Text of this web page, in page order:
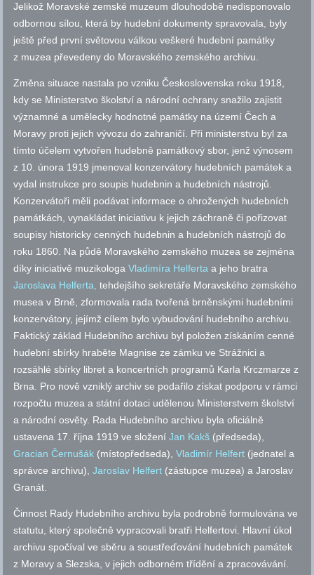
Jelikož Moravské zemské muzeum dlouhodobě nedisponovalo
odbornou sílou, která by hudební dokumenty spravovala, byly
ještě před první světovou válkou veškeré hudební památky
z muzea převedeny do Moravského zemského archivu.
Změna situace nastala po vzniku Československa roku 1918,
kdy se Ministerstvo školství a národní ochrany snažilo zajistit
významné a umělecky hodnotné památky na území Čech a
Moravy proti jejich vývozu do zahraničí. Při ministerstvu byl za
tímto účelem vytvořen hudebně památkový sbor, jenž výnosem
z 10. února 1919 jmenoval konzervátory hudebních památek a
vydal instrukce pro soupis hudebnin a hudebních nástrojů.
Konzervátoři měli podávat informace o ohrožených hudebních
památkách, vynakládat iniciativu k jejich záchraně či pořizovat
soupisy historicky cenných hudebnin a hudebních nástrojů do
roku 1860. Na půdě Moravského zemského muzea se zejména
díky iniciativě muzikologaVladimíra Helferta a jeho bratra
Jaroslava Helferta, tehdejšího sekretáře Moravského zemského
musea v Brně, zformovala rada tvořená brněnskými hudebními
konzervátory, jejímž cílem bylo vybudování hudebního archivu.
Faktický základ Hudebního archivu byl položen získáním cenné
hudební sbírky hraběte Magnise ze zámku ve Strážnici a
rozsáhlé sbírky libret a koncertních programů Karla Krczmarze z
Brna. Pro nově vzniklý archiv se podařilo získat podporu v rámci
rozpočtu muzea a státní dotaci udělenou Ministerstvem školství
a národní osvěty. Rada Hudebního archivu byla oficiálně
ustavena 17. října 1919 ve složeníJan Kakš (předseda),
Gracian Černušák (místopředseda),Vladimír Helfert (jednatel a
správce archivu),Jaroslav Helfert (zástupce muzea) a Jaroslav
Granát.
Činnost Rady Hudebního archivu byla podrobně formulována ve
statutu, který společně vypracovali bratři Helfertovi. Hlavní úkol
archivu spočíval ve sběru a soustřeďování hudebních památek
z Moravy a Slezska, v jejich odborném třídění a zpracovávání.